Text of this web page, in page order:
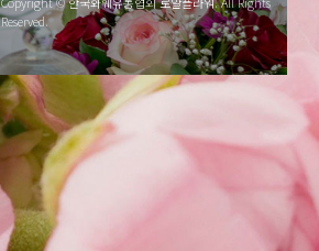
Reserved.